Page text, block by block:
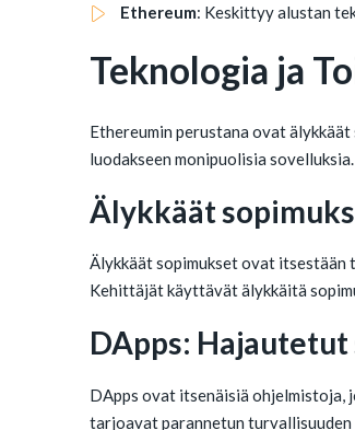
Ethereum: Keskittyy alustan
Teknologia ja
Ethereumin perustana ovat
luodakseen monipuolisia
Älykkäät
Älykkäät sopimukset ovat
Kehittäjät käyttävät älykkäitä
DApps:
DApps ovat itsenäisiä ohjelmistoja,
tarjoavat parannetun